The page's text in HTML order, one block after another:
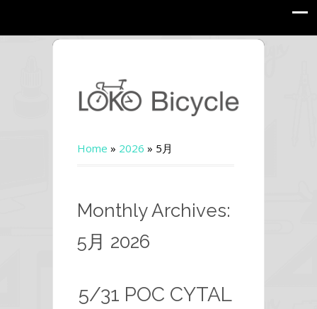
Home » 2026 » 5月
Monthly Archives:
5月 2026
5/31 POC CYTAL